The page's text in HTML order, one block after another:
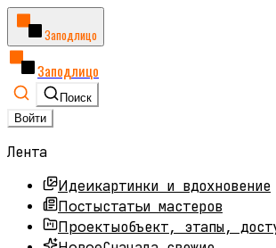
Заподлицо
Заподлицо
Поиск
Войти
Лента
Идеикартинки и вдохновение
Постыстатьи мастеров
Проектыобъект, этапы,